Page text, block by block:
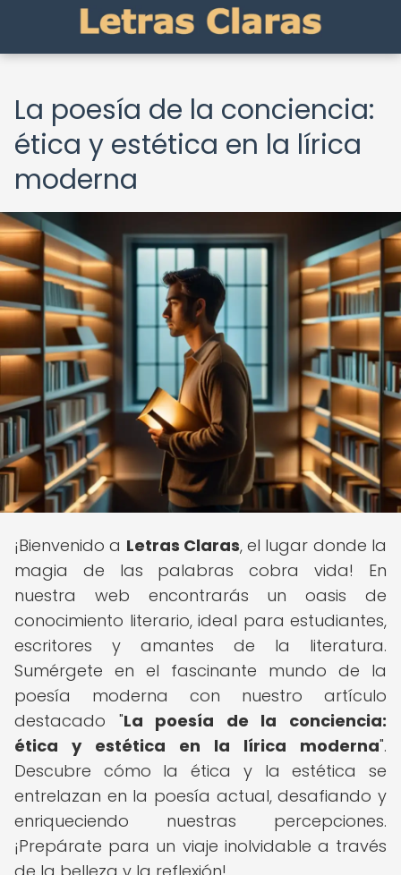
La poesía de la conciencia:
ética y estética en la lírica
moderna
¡Bienvenido a Letras Claras, el lugar donde la
magia de las palabras cobra vida! En
nuestra web encontrarás un oasis de
conocimiento literario, ideal para estudiantes,
escritores y amantes de la literatura.
Sumérgete en el fascinante mundo de la
poesía moderna con nuestro artículo
destacado "La poesía de la conciencia:
ética y estética en la lírica moderna".
Descubre cómo la ética y la estética se
entrelazan en la poesía actual, desafiando y
enriqueciendo nuestras percepciones.
¡Prepárate para un viaje inolvidable a través